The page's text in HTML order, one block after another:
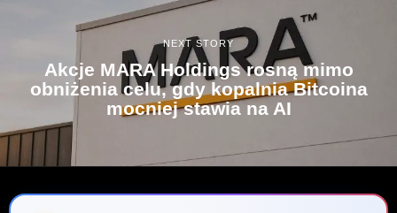
NEXT STORY
Akcje MARA Holdings rosną mimo
obniżenia celu, gdy kopalnia Bitcoina
mocniej stawia na AI